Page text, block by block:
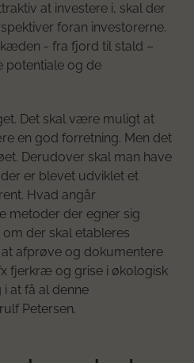
at investere i, skal der
foran investorerne.
- fra fjord til stald –
potentiale og de
Det skal være muligt at
en god forretning. Men det
Derudover skal man have
er blevet udviklet et
Hvad angår
metoder der egner sig
der skal etableres
afprøve og dokumentere
fjerkræ og grise i økologisk
at få al denne
Petersen.